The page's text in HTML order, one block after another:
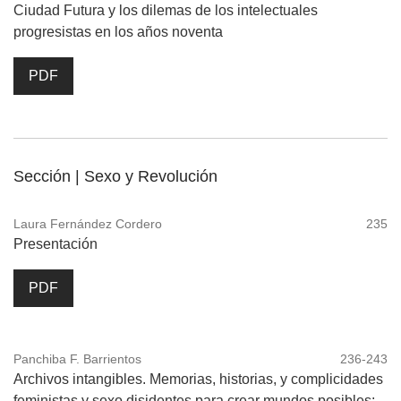
Ciudad Futura y los dilemas de los intelectuales
progresistas en los años noventa
PDF
Sección | Sexo y Revolución
Laura Fernández Cordero 235
Presentación
PDF
Panchiba F. Barrientos 236-243
Archivos intangibles. Memorias, historias, y complicidades